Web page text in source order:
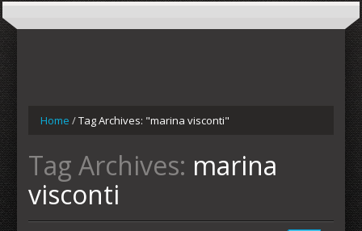
Home /Tag Archives: "marina visconti"
Tag Archives: marina
visconti